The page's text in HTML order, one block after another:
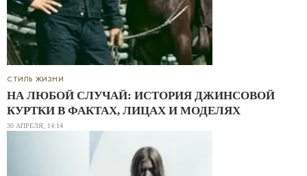
СТИЛЬ ЖИЗНИ
НА ЛЮБОЙ СЛУЧАЙ: ИСТОРИЯ ДЖИНСОВОЙ
КУРТКИ В ФАКТАХ, ЛИЦАХ И МОДЕЛЯХ
30 АПРЕЛЯ, 14:14